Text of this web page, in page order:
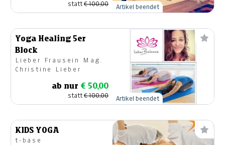
statt€ 100,00 Artikel beendet
Yoga Healing 5er
Block
Lieber Frausein Mag.
Christine Lieber
ab nur € 50,00
statt€ 100,00 Artikel beendet
KIDS YOGA
t-base